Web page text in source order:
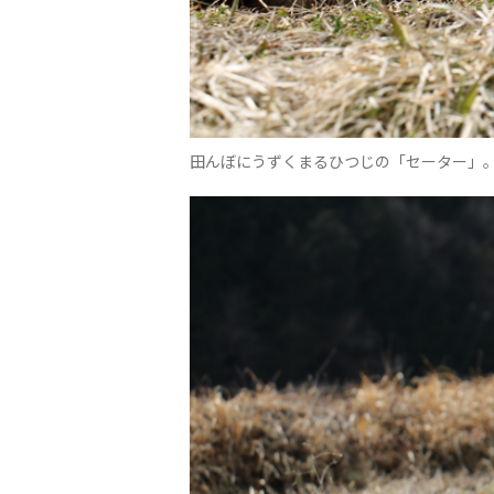
田んぼにうずくまるひつじの「セーター」